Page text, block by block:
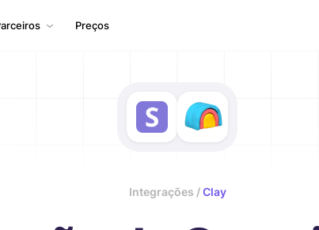
Preços
Integrações /Clay